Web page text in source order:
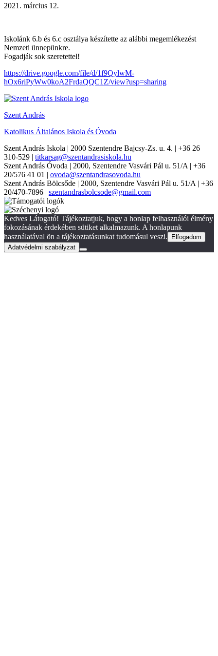
2021. március 12.
Iskolánk 6.b és 6.c osztálya készítette az alábbi megemlékezést
Nemzeti ünnepünkre.
Fogadják sok szeretettel!
https://drive.google.com/file/d/1f9QylwM-
hOx6riPyWw0koA2FrdaQQC1Z/view?usp=sharing
Szent András
Katolikus Általános Iskola és Óvoda
Szent András Iskola | 2000 Szentendre Bajcsy-Zs. u. 4. | +36 26
310-529 | titkarsag@szentandrasiskola.hu
Szent András Óvoda | 2000, Szentendre Vasvári Pál u. 51/A | +36
20/576 41 01 | ovoda@szentandrasovoda.hu
Szent András Bölcsőde | 2000, Szentendre Vasvári Pál u. 51/A | +36
20/470-7896 | szentandrasbolcsode@gmail.com
Kedves Látogató! Tájékoztatjuk, hogy a honlap felhasználói élmény
fokozásának érdekében sütiket alkalmazunk. A honlapunk
használatával ön a tájékoztatásunkat tudomásul veszi.
Elfogadom
Adatvédelmi szabályzat